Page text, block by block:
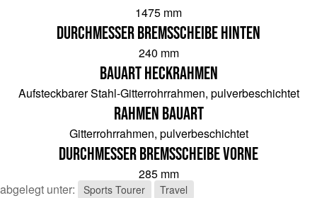
1475 mm
Durchmesser Bremsscheibe hinten
240 mm
Bauart Heckrahmen
Aufsteckbarer Stahl-Gitterrohrrahmen, pulverbeschichtet
Rahmen Bauart
Gitterrohrrahmen, pulverbeschichtet
Durchmesser Bremsscheibe vorne
285 mm
abgelegt unter:
Sports Tourer Travel